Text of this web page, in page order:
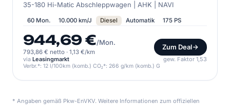
35-180 Hi-Matic Abschleppwagen | AHK | NAVI
60 Mon. 10.000 km/J Diesel Automatik 175 PS
944,69 €/Mon.
793,86 € netto · 1,13 €/km
Zum Deal
via Leasingmarkt gew. Faktor 1,53
Verbr.*: 12 l/100km (komb.) CO₂*: 266 g/km (komb.) G
* Angaben gemäß Pkw-EnVKV. Weitere Informationen zum offiziellen